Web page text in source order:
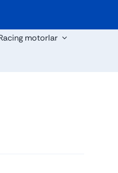
motorlar